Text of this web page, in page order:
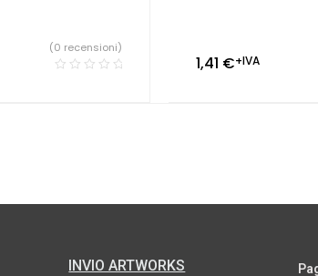
(0 recensioni)
1,41 €+IVA
INVIO ARTWORKS